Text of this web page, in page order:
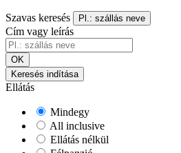
Szavas keresés Pl.: szállás neve
Cím vagy leírás
OK
Keresés indítása
Ellátás
Mindegy
All inclusive
Ellátás nélkül